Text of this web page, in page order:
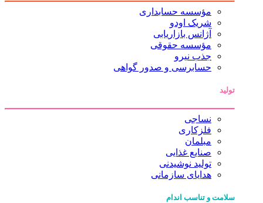
مؤسسه حسابداری
شریک اودو
آژانس بازاریابی
مؤسسه حقوقی
جذب نیرو
حسابرسی و صدور گواهی
تولید
نساجی
فلزکاری
مبلمان
صنایع غذایی
تولید نوشیدنی
هدایای سازمانی
سلامت و تناسب اندام